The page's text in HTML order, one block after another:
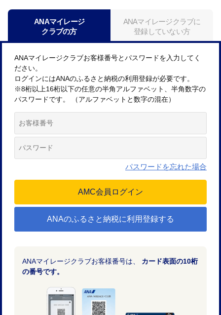
ANAマイレージ
クラブの方
ANAマイレージクラブに
登録していない方
ANAマイレージクラブお客様番号とパスワードを入力してく
ださい。
ログインにはANAのふるさと納税の利用登録が必要です。
※8桁以上16桁以下の任意の半角アルファベット、半角数字の
パスワードです。 （アルファベットと数字の混在）
パスワードを忘れた場合
ANAのふるさと納税に利用登録する
ANAマイレージクラブお客様番号は、 カード表面の10桁
の番号です。